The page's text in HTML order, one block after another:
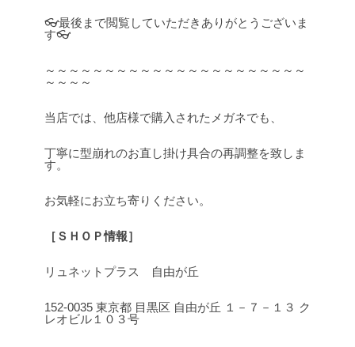
👓最後まで閲覧していただきありがとうございま
す👓
～～～～～～～～～～～～～～～～～～～～～～
～～～～
当店では、他店様で購入されたメガネでも、
丁寧に型崩れのお直し掛け具合の再調整を致しま
す。
お気軽にお立ち寄りください。
［ＳＨＯＰ情報］
リュネットプラス 自由が丘
152-0035 東京都 目黒区 自由が丘 １－７－１３ ク
レオビル１０３号